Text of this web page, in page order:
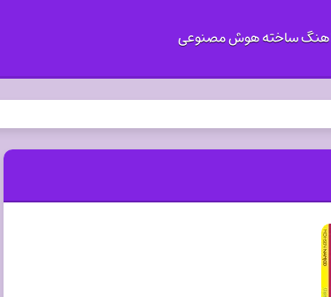
اهنگ ساخته هوش مصنوعی